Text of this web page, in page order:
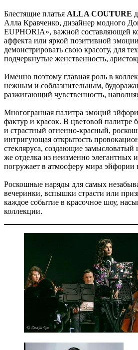
Блестящие платья ALLA COUTURE
Алла Кравченко, дизайнер модного
EUPHORIA», важной составляющей
аффекта или яркой позитивной
демонстрировать свою красоту, для
подчеркнутые женственность,
Именно поэтому главная роль в
нежным и соблазнительным,
разжигающий чувственность,
Многогранная палитра эмоций
фактур и красок. В цветовой
и страстный огненно-красный,
интригующая открытость
стекляруса, создающие
же отделка из неизменно
погружает в атмосферу мира
Роскошные наряды для самых
вечеринки, вспышки страсти или
каждое событие в красочное шоу,
коллекции.